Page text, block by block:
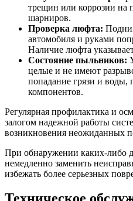
трещин или коррозии на
шарниров.
Проверка люфта:
автомобиля и руками
Наличие люфта
Состояние пыльников:
целые и не имеют
попадание грязи и воды,
компонентов.
Регулярная профилактика и
залогом надежной работы
возникновения неожиданных
При обнаружении каких-либо
немедленно заменить
избежать более серьезных